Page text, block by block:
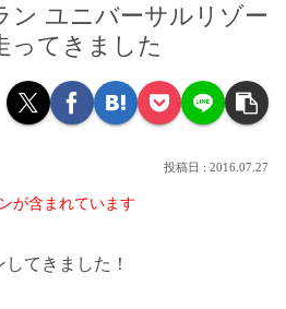
ン ユニバーサルリゾー
ってきました
2016.07.27
が含まれています
てきました！